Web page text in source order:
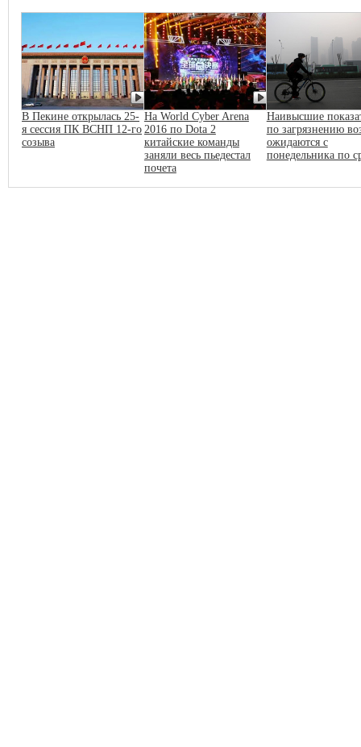
В Пекине открылась 25-
я сессия ПК ВСНП 12-го
созыва
На World Cyber Arena
2016 по Dota 2
китайские команды
заняли весь пьедестал
почета
Наивысшие
по загрязнению
ожидаются с
понедельника по